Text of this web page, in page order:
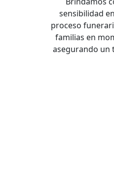
sensibilidad
proceso
familias en
asegurando un